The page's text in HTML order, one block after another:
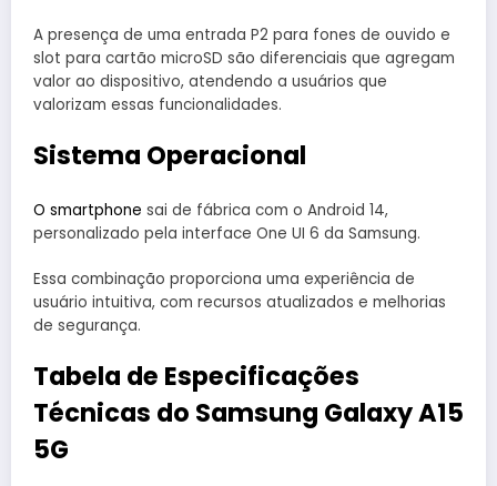
A presença de uma entrada P2 para fones de ouvido e
slot para cartão microSD são diferenciais que agregam
valor ao dispositivo, atendendo a usuários que
valorizam essas funcionalidades.
Sistema Operacional
O smartphone sai de fábrica com o Android 14,
personalizado pela interface One UI 6 da Samsung.
Essa combinação proporciona uma experiência de
usuário intuitiva, com recursos atualizados e melhorias
de segurança.
Tabela de Especificações
Técnicas do Samsung Galaxy A15
5G